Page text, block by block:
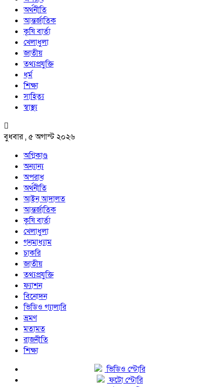
অর্থনীতি
আন্তর্জাতিক
কৃষি বার্তা
খেলাধুলা
জাতীয়
তথ্যপ্রযুক্তি
ধর্ম
শিক্ষা
সাহিত্য
স্বাস্থ্য
বুধবার , ৫ অগাস্ট ২০২৬
অগ্নিকাণ্ড
অন্যান্য
অপরাধ
অর্থনীতি
আইন আদালত
আন্তর্জাতিক
কৃষি বার্তা
খেলাধুলা
গনমাধ্যাম
চাকরি
জাতীয়
তথ্যপ্রযুক্তি
ফ্যাশন
বিনোদন
ভিডিও গ্যালারি
ভ্রমণ
মতামত
রাজনীতি
শিক্ষা
ভিডিও স্টোরি
ফটো স্টোরি